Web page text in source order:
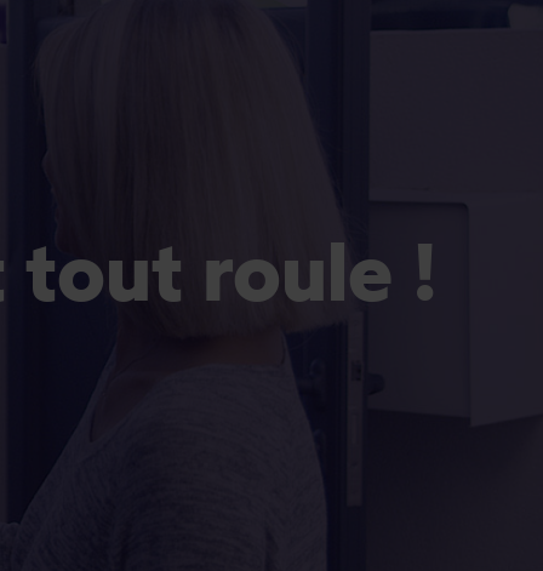
tout roule !